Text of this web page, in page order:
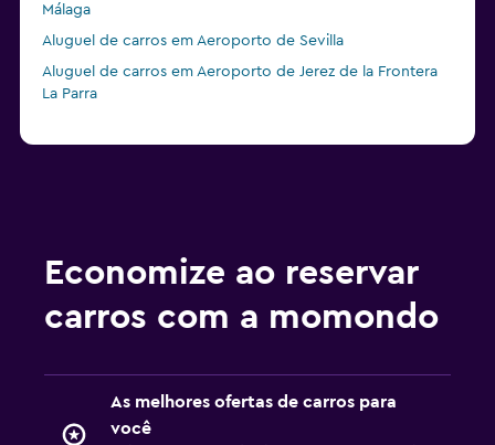
Málaga
Aluguel de carros em Aeroporto de Sevilla
Aluguel de carros em Aeroporto de Jerez de la Frontera
La Parra
Economize ao reservar
carros com a momondo
As melhores ofertas de carros para
você